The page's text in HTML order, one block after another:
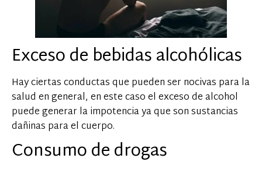
Exceso de bebidas alcohólicas
Hay ciertas conductas que pueden ser nocivas para la
salud en general, en este caso el exceso de alcohol
puede generar la impotencia ya que son sustancias
dañinas para el cuerpo.
Consumo de drogas